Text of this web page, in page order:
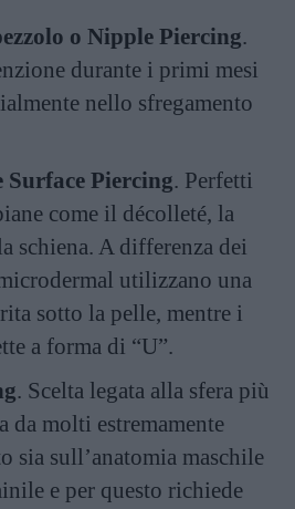
o Nipple Piercing.
durante i primi mesi
nello sfregamento
Surface Piercing. Perfetti
come il décolleté, la
schiena. A differenza dei
utilizzano una
sotto la pelle, mentre i
a forma di “U”.
. Scelta legata alla sfera più
da molti estremamente
sia sull’anatomia maschile
e per questo richiede